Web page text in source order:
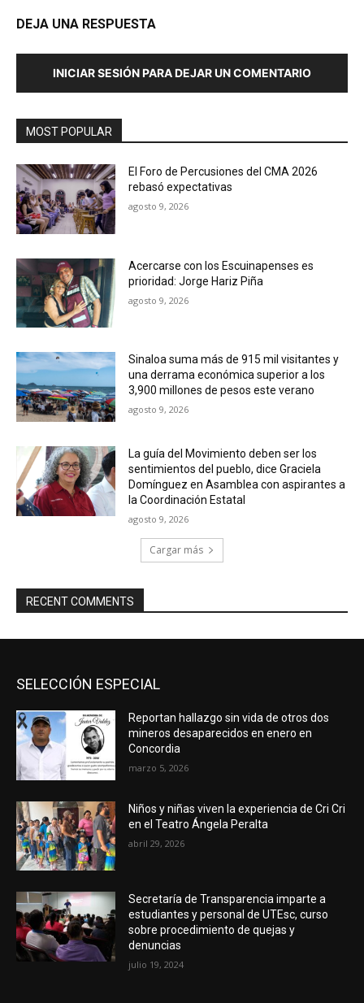
DEJA UNA RESPUESTA
INICIAR SESIÓN PARA DEJAR UN COMENTARIO
MOST POPULAR
El Foro de Percusiones del CMA 2026
rebasó expectativas
agosto 9, 2026
Acercarse con los Escuinapenses es
prioridad: Jorge Hariz Piña
agosto 9, 2026
Sinaloa suma más de 915 mil visitantes y
una derrama económica superior a los
3,900 millones de pesos este verano
agosto 9, 2026
La guía del Movimiento deben ser los
sentimientos del pueblo, dice Graciela
Domínguez en Asamblea con aspirantes a
la Coordinación Estatal
agosto 9, 2026
Cargar más
RECENT COMMENTS
SELECCIÓN ESPECIAL
Reportan hallazgo sin vida de otros dos
mineros desaparecidos en enero en
Concordia
marzo 5, 2026
Niños y niñas viven la experiencia de Cri Cri
en el Teatro Ángela Peralta
abril 29, 2026
Secretaría de Transparencia imparte a
estudiantes y personal de UTEsc, curso
sobre procedimiento de quejas y
denuncias
julio 19, 2024